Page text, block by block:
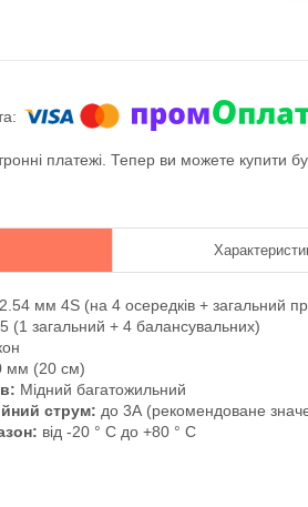
платежі. Тепер ви можете купити
мм 4S (на 4 осередків + загальний
5 (1 загальний + 4 балансувальних)
мм (20 см)
Мідний багатожильний
струм: до 3А (рекомендоване
від -20 ° C до +80 ° C